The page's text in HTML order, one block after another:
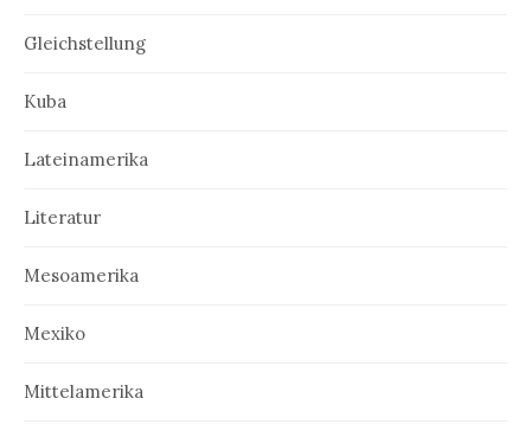
Gleichstellung
Kuba
Lateinamerika
Literatur
Mesoamerika
Mexiko
Mittelamerika